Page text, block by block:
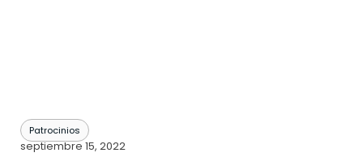
Patrocinios
septiembre 15, 2022